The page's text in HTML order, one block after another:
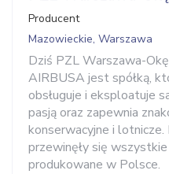
Producent
Mazowieckie, Warszawa
Dziś PZL Warszawa-
AIRBUSA jest spółką,
obsługuje i eksploatuje
pasją oraz zapewnia
konserwacyjne i
przewinęły się
produkowane w Polsce.